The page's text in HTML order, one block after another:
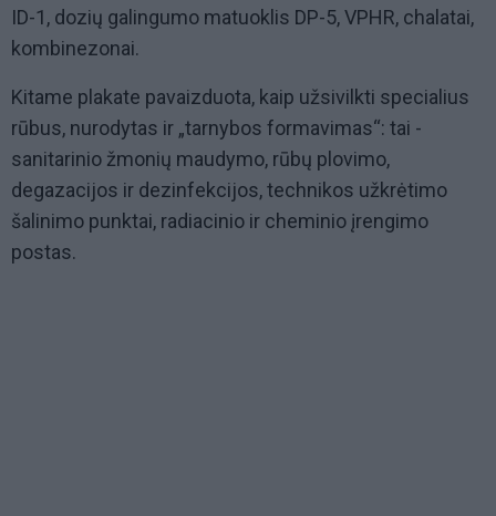
ID-1, dozių galingumo matuoklis DP-5, VPHR, chalatai,
kombinezonai.
Kitame plakate pavaizduota, kaip užsivilkti specialius
rūbus, nurodytas ir „tarnybos formavimas“: tai -
sanitarinio žmonių maudymo, rūbų plovimo,
degazacijos ir dezinfekcijos, technikos užkrėtimo
šalinimo punktai, radiacinio ir cheminio įrengimo
postas.